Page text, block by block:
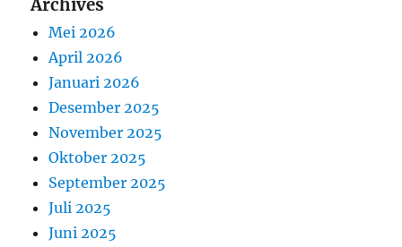
Archives
Mei 2026
April 2026
Januari 2026
Desember 2025
November 2025
Oktober 2025
September 2025
Juli 2025
Juni 2025